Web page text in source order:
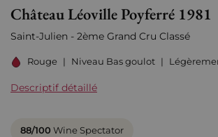
Château Léoville Poyferré 1981
Saint-Julien - 2ème Grand Cru Classé
Rouge | Niveau Bas goulot |
Descriptif détaillé
88/100 Wine Spectator